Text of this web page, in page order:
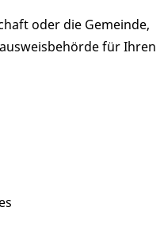
oder die Gemeinde,
für Ihren